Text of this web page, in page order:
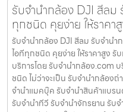
รับจำนำกล้อง DJI สีลม
ทุกชนิด คุยง่าย ให้ราคา
รับจำนำกล้อง DJI สีลม รับจํานํา
ไอทีทุกชนิด คุยง่าย ให้ราคาสูง รั
บริการโดย รับจํานํากล้อง.com
ชนิด ไม่ว่าจะเป็น รับจํานํากล้องถ่
จํานําแมคบุ๊ค รับจํานําสินค้าแบรน
รับจํานําทีวี รับจํานําจักรยาน รับ